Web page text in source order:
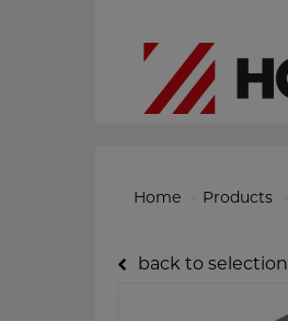
Home Products
back to selection